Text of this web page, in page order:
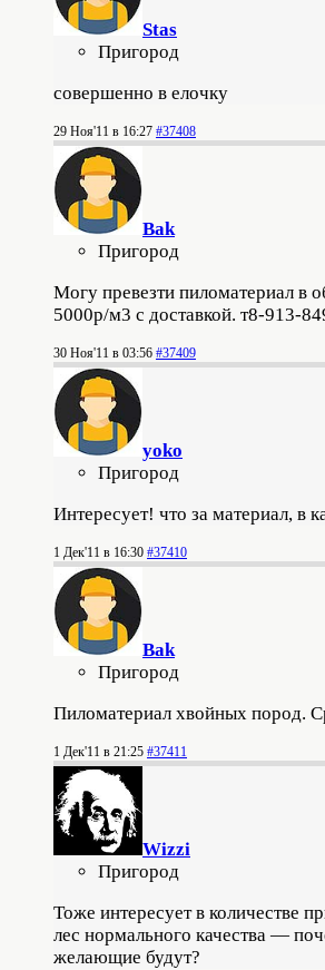
Stas
Пригород
совершенно в елочку
29 Ноя'11 в 16:27 #37408
Bak
Пригород
Могу превезти пиломатериал в
5000р/м3 с доставкой. т8-913-
30 Ноя'11 в 03:56 #37409
yoko
Пригород
Интересует! что за материал, в
1 Дек'11 в 16:30 #37410
Bak
Пригород
Пиломатериал хвойных пород.
1 Дек'11 в 21:25 #37411
Wizzi
Пригород
Тоже интересует в количестве
лес нормального качества —
желающие будут?